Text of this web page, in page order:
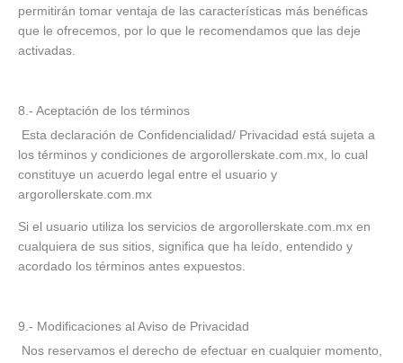
permitirán tomar ventaja de las características más benéficas
que le ofrecemos, por lo que le recomendamos que las deje
activadas.
8.- Aceptación de los términos
Esta declaración de Confidencialidad/ Privacidad está sujeta a
los términos y condiciones de argorollerskate.com.mx, lo cual
constituye un acuerdo legal entre el usuario y
argorollerskate.com.mx
Si el usuario utiliza los servicios de argorollerskate.com.mx en
cualquiera de sus sitios, significa que ha leído, entendido y
acordado los términos antes expuestos.
9.- Modificaciones al Aviso de Privacidad
Nos reservamos el derecho de efectuar en cualquier momento,